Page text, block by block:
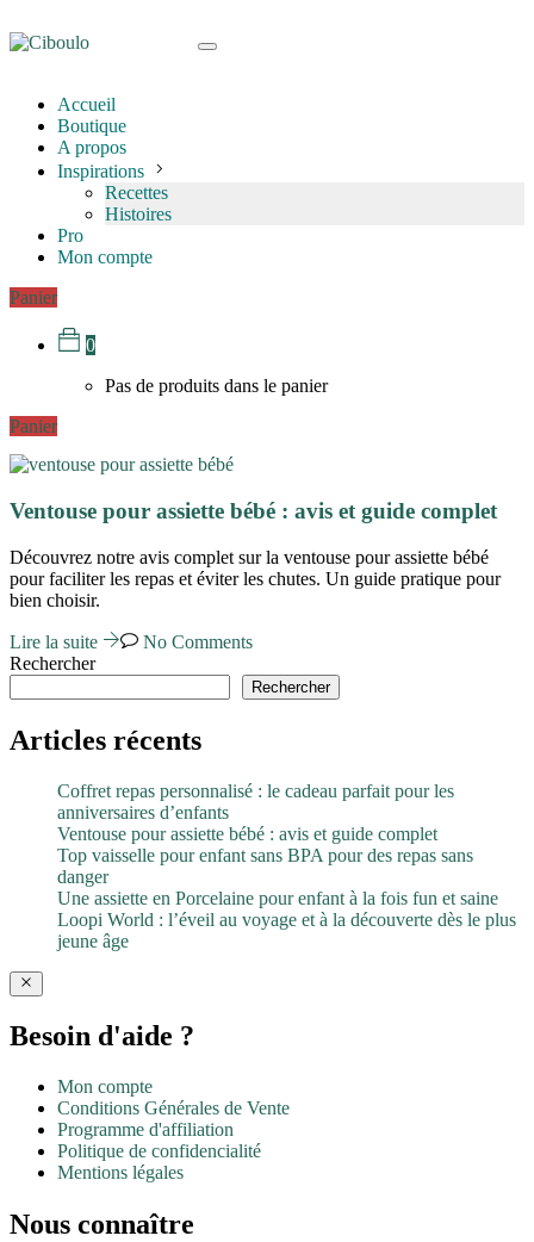
Accueil
Boutique
A propos
Inspirations
Recettes
Histoires
Pro
Mon compte
Panier
0
Pas de produits dans le panier
Panier
Ventouse pour assiette bébé : avis et guide complet
Découvrez notre avis complet sur la ventouse pour assiette bébé
pour faciliter les repas et éviter les chutes. Un guide pratique pour
bien choisir.
Lire la suite
No Comments
Rechercher
Rechercher
Articles récents
Coffret repas personnalisé : le cadeau parfait pour les
anniversaires d’enfants
Ventouse pour assiette bébé : avis et guide complet
Top vaisselle pour enfant sans BPA pour des repas sans
danger
Une assiette en Porcelaine pour enfant à la fois fun et saine
Loopi World : l’éveil au voyage et à la découverte dès le plus
jeune âge
Besoin d'aide ?
Mon compte
Conditions Générales de Vente
Programme d'affiliation
Politique de confidencialité
Mentions légales
Nous connaître